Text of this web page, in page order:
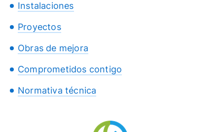
Instalaciones
Proyectos
Obras de mejora
Comprometidos contigo
Normativa técnica